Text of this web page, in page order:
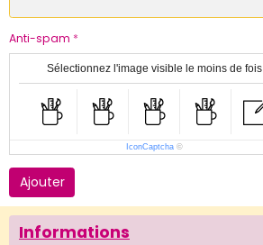
Anti-spam
Sélectionnez l'image visible le moins de fois
IconCaptcha ©
Ajouter
Informations